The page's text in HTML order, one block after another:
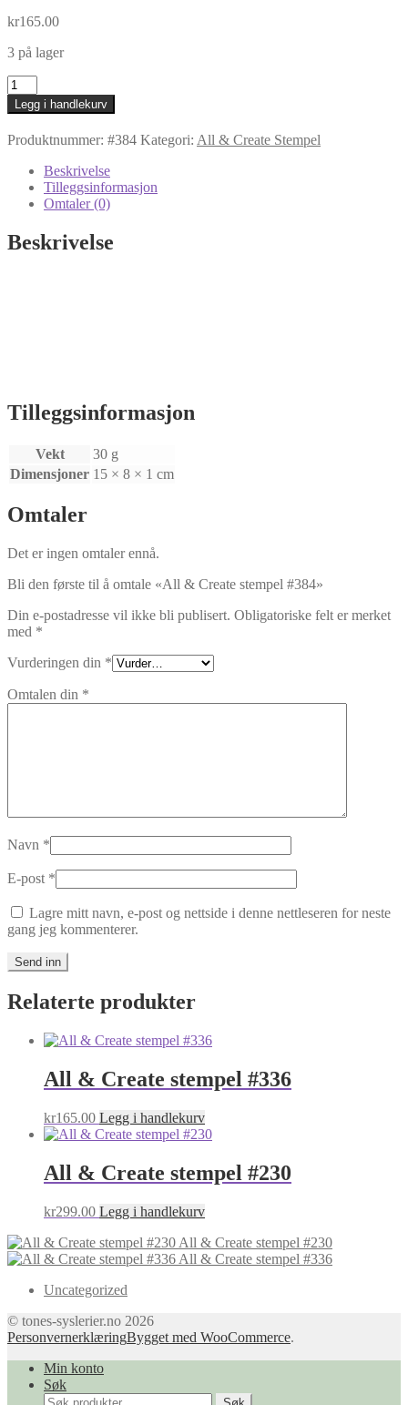
kr165.00
3 på lager
All
&
Create
stempel
#384
Legg i handlekurv
Produktnummer: #384 Kategori: All & Create Stempel
Beskrivelse
Tilleggsinformasjon
Omtaler (0)
Beskrivelse
Tilleggsinformasjon
Vekt
30 g
Dimensjoner 15 × 8 × 1 cm
Omtaler
Det er ingen omtaler ennå.
Bli den første til å omtale «All & Create stempel #384»
Din e-postadresse vil ikke bli publisert. Obligatoriske felt er merket
med *
Vurderingen din *
Omtalen din *
Navn *
E-post *
Lagre mitt navn, e-post og nettside i denne nettleseren for neste
gang jeg kommenterer.
Relaterte produkter
All & Create stempel #336
kr165.00 Legg i handlekurv
All & Create stempel #230
kr299.00 Legg i handlekurv
All & Create stempel #230
All & Create stempel #336
Uncategorized
© tones-syslerier.no 2026
PersonvernerklæringBygget med WooCommerce.
Min konto
Søk
Søk